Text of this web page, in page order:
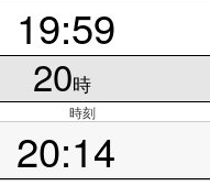
19:59
20時
時刻
20:14